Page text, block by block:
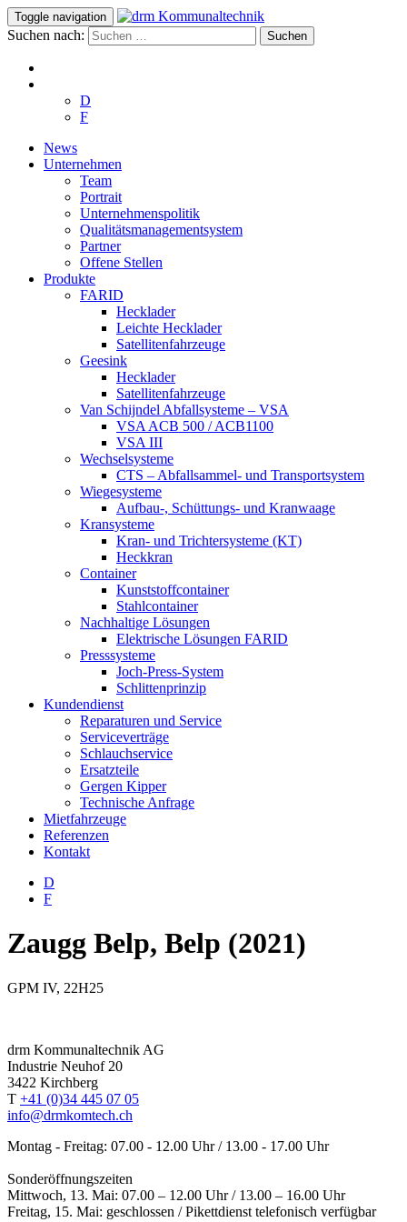
Toggle navigation
Suchen nach:
D
F
News
Unternehmen
Team
Portrait
Unternehmenspolitik
Qualitätsmanagementsystem
Partner
Offene Stellen
Produkte
FARID
Hecklader
Leichte Hecklader
Satellitenfahrzeuge
Geesink
Hecklader
Satellitenfahrzeuge
Van Schijndel Abfallsysteme – VSA
VSA ACB 500 / ACB1100
VSA III
Wechselsysteme
CTS – Abfallsammel- und Transportsystem
Wiegesysteme
Aufbau-, Schüttungs- und Kranwaage
Kransysteme
Kran- und Trichtersysteme (KT)
Heckkran
Container
Kunststoffcontainer
Stahlcontainer
Nachhaltige Lösungen
Elektrische Lösungen FARID
Presssysteme
Joch-Press-System
Schlittenprinzip
Kundendienst
Reparaturen und Service
Serviceverträge
Schlauchservice
Ersatzteile
Gergen Kipper
Technische Anfrage
Mietfahrzeuge
Referenzen
Kontakt
D
F
Zaugg Belp, Belp (2021)
GPM IV, 22H25
drm Kommunaltechnik AG
Industrie Neuhof 20
3422 Kirchberg
T +41 (0)34 445 07 05
info@drmkomtech.ch
Montag - Freitag: 07.00 - 12.00 Uhr / 13.00 - 17.00 Uhr
Sonderöffnungszeiten
Mittwoch, 13. Mai: 07.00 – 12.00 Uhr / 13.00 – 16.00 Uhr
Freitag, 15. Mai: geschlossen / Pikettdienst telefonisch verfügbar